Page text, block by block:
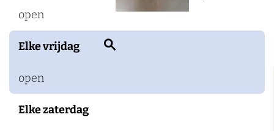
k
open
Elke vrijdag
open
Elke zaterdag